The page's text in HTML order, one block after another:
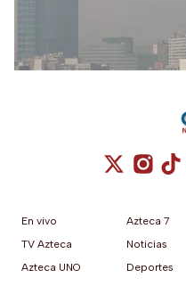
Cuenta
En vivo
TV Azteca
Azteca UNO
Azteca 7
Noticias
Deportes